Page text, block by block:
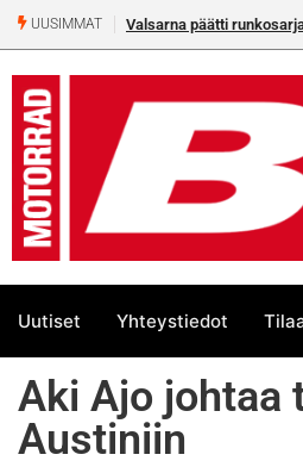
UUSIMMAT Valsarna päätti
Uutiset Yhteystiedot
Aki Ajo johtaa
Austiniin